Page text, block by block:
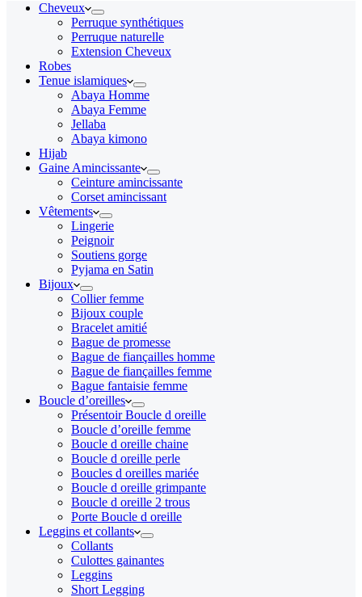
Cheveux
Perruque synthétiques
Perruque naturelle
Extension Cheveux
Robes
Tenue islamiques
Abaya Homme
Abaya Femme
Jellaba
Abaya kimono
Hijab
Gaine Amincissante
Ceinture amincissante
Corset amincissant
Vêtements
Lingerie
Peignoir
Soutiens gorge
Pyjama en Satin
Bijoux
Collier femme
Bijoux couple
Bracelet amitié
Bague de promesse
Bague de fiançailles homme
Bague de fiançailles femme
Bague fantaisie femme
Boucle d’oreilles
Présentoir Boucle d oreille
Boucle d’oreille femme
Boucle d oreille chaine
Boucle d oreille perle
Boucles d oreilles mariée
Boucle d oreille grimpante
Boucle d oreille 2 trous
Porte Boucle d oreille
Leggins et collants
Collants
Culottes gainantes
Leggins
Short Legging